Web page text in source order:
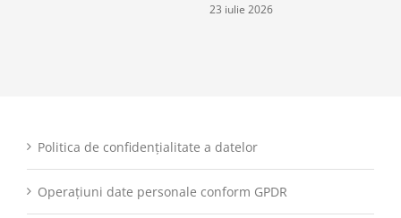
23 iulie 2026
Politica de confidențialitate a datelor
Operațiuni date personale conform GPDR